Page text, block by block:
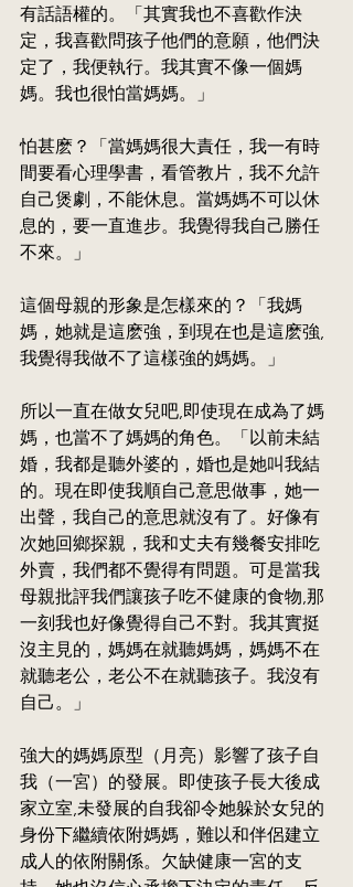
有話語權的。「其實我也不喜歡作決
定，我喜歡問孩子他們的意願，他們決
定了，我便執行。我其實不像一個媽
媽。我也很怕當媽媽。」
怕甚麽？「當媽媽很大責任，我一有時
間要看心理學書，看管教片，我不允許
自己煲劇，不能休息。當媽媽不可以休
息的，要一直進步。我覺得我自己勝任
不來。」
這個母親的形象是怎樣來的？「我媽
媽，她就是這麽強，到現在也是這麽強,
我覺得我做不了這樣強的媽媽。」
所以一直在做女兒吧,即使現在成為了媽
媽，也當不了媽媽的角色。「以前未結
婚，我都是聽外婆的，婚也是她叫我結
的。現在即使我順自己意思做事，她一
出聲，我自己的意思就沒有了。好像有
次她回鄉探親，我和丈夫有幾餐安排吃
外賣，我們都不覺得有問題。可是當我
母親批評我們讓孩子吃不健康的食物,那
一刻我也好像覺得自己不對。我其實挺
沒主見的，媽媽在就聽媽媽，媽媽不在
就聽老公，老公不在就聽孩子。我沒有
自己。」
強大的媽媽原型（月亮）影響了孩子自
我（一宮）的發展。即使孩子長大後成
家立室,未發展的自我卻令她躲於女兒的
身份下繼續依附媽媽，難以和伴侶建立
成人的依附關係。欠缺健康一宮的支